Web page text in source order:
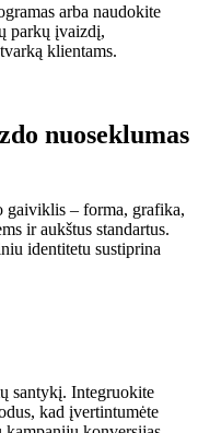
arba naudokite
parkų įvaizdį,
klientams.
nuoseklumas
gaiviklis – forma, grafika,
ir aukštus standartus.
identitetu sustiprina
santykį. Integruokite
kad įvertintumėte